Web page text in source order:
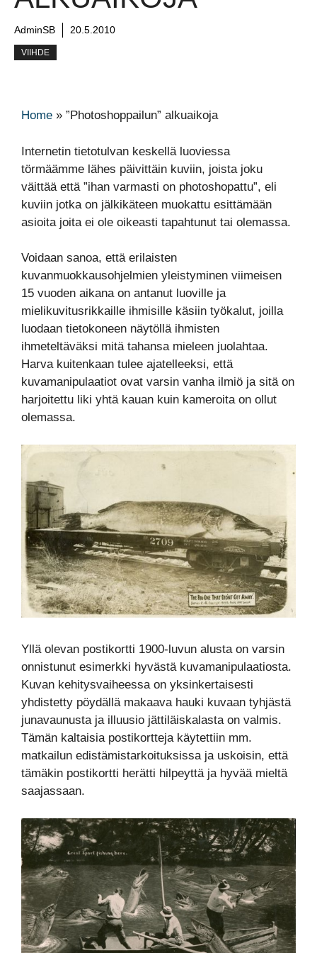
AdminSB 20.5.2010
VIIHDE
Home » ”Photoshoppailun” alkuaikoja
Internetin tietotulvan keskellä luoviessa
törmäämme lähes päivittäin kuviin, joista joku
väittää että ”ihan varmasti on photoshopattu”, eli
kuviin jotka on jälkikäteen muokattu esittämään
asioita joita ei ole oikeasti tapahtunut tai olemassa.
Voidaan sanoa, että erilaisten
kuvanmuokkausohjelmien yleistyminen viimeisen
15 vuoden aikana on antanut luoville ja
mielikuvitusrikkaille ihmisille käsiin työkalut, joilla
luodaan tietokoneen näytöllä ihmisten
ihmeteltäväksi mitä tahansa mieleen juolahtaa.
Harva kuitenkaan tulee ajatelleeksi, että
kuvamanipulaatiot ovat varsin vanha ilmiö ja sitä on
harjoitettu liki yhtä kauan kuin kameroita on ollut
olemassa.
Yllä olevan postikortti 1900-luvun alusta on varsin
onnistunut esimerkki hyvästä kuvamanipulaatiosta.
Kuvan kehitysvaiheessa on yksinkertaisesti
yhdistetty pöydällä makaava hauki kuvaan tyhjästä
junavaunusta ja illuusio jättiläiskalasta on valmis.
Tämän kaltaisia postikortteja käytettiin mm.
matkailun edistämistarkoituksissa ja uskoisin, että
tämäkin postikortti herätti hilpeyttä ja hyvää mieltä
saajassaan.